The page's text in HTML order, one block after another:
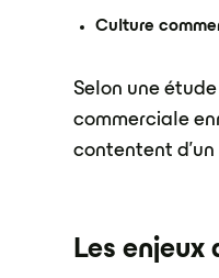
Culture
Selon une
commerciale
contentent d'un
Les